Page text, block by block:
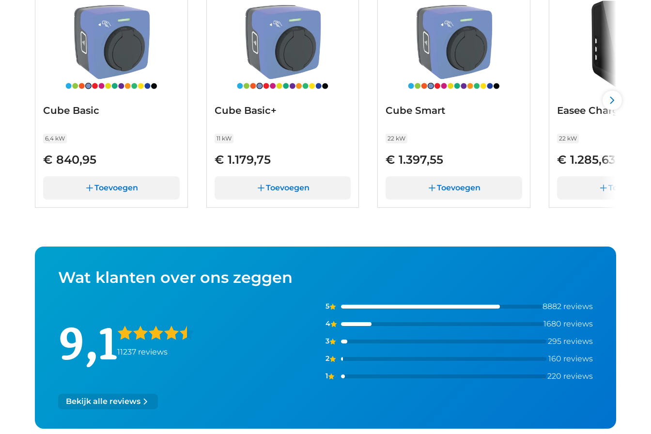
Cube Basic
6,4 kW
€ 840,95
Toevoegen
Cube Basic+
11 kW
€ 1.179,75
Toevoegen
Cube Smart
22 kW
€ 1.397,55
Toevoegen
Easee Charge
22 kW
€ 1.285,63
Wat klanten over ons zeggen
9,111237 reviews
5 8882 reviews
4 1680 reviews
3 295 reviews
2 160 reviews
1 220 reviews
Bekijk alle reviews